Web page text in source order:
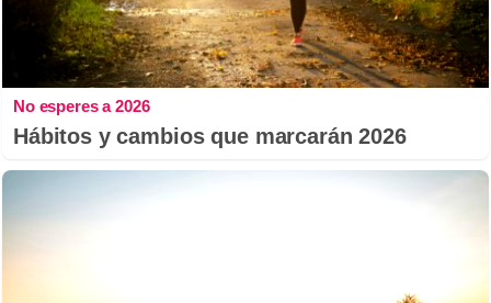
No esperes a 2026
Hábitos y cambios que marcarán 2026